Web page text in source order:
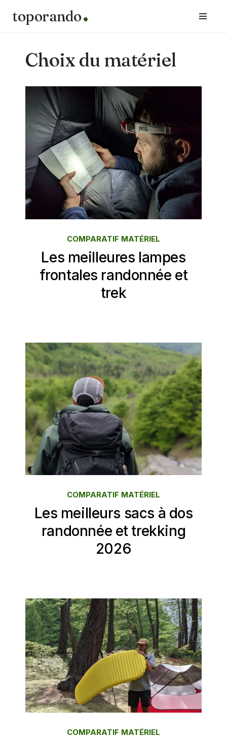
contenu
toporando
Choix du matériel
Les meilleures lampes
frontales randonnée et
trek
COMPARATIF MATÉRIEL
Les meilleurs sacs à dos
randonnée et trekking
2026
COMPARATIF MATÉRIEL
COMPARATIF MATÉRIEL